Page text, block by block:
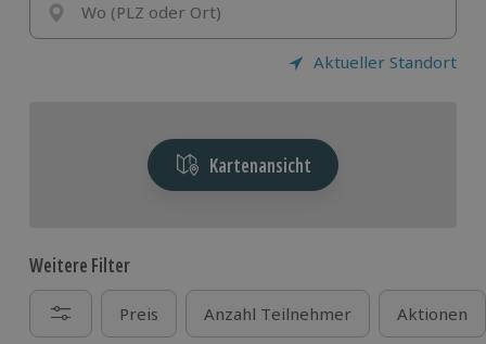
auf einer von vielen Segway-Touren in deiner Nähe!
Wo (PLZ oder Ort)
Aktueller Standort
Kartenansicht
Weitere Filter
Preis Anzahl Teilnehmer Aktionen